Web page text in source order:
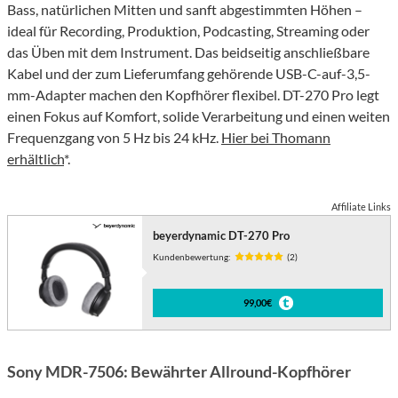
Bass, natürlichen Mitten und sanft abgestimmten Höhen –
ideal für Recording, Produktion, Podcasting, Streaming oder
das Üben mit dem Instrument. Das beidseitig anschließbare
Kabel und der zum Lieferumfang gehörende USB-C-auf-3,5-
mm-Adapter machen den Kopfhörer flexibel. DT-270 Pro legt
einen Fokus auf Komfort, solide Verarbeitung und einen weiten
Frequenzgang von 5 Hz bis 24 kHz. Hier bei Thomann
erhältlich*.
Affiliate Links
beyerdynamic DT-270 Pro
Kundenbewertung: (2)
99,00€
Sony MDR-7506: Bewährter Allround-Kopfhörer